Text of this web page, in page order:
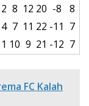
2 8 12 20 -8
8
4 7 11 22 -11 7
1 10 9 21 -12 7
FC Kalah